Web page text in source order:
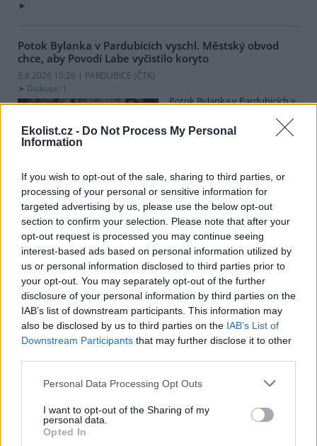
Ekolist.cz - Do Not Process My Personal
Information
If you wish to opt-out of the sale, sharing to third parties, or
processing of your personal or sensitive information for
targeted advertising by us, please use the below opt-out
section to confirm your selection. Please note that after your
opt-out request is processed you may continue seeing
interest-based ads based on personal information utilized by
us or personal information disclosed to third parties prior to
your opt-out. You may separately opt-out of the further
disclosure of your personal information by third parties on the
IAB’s list of downstream participants. This information may
also be disclosed by us to third parties on the IAB’s List of
Downstream Participants that may further disclose it to other
Personal Data Processing Opt Outs
I want to opt-out of the Sharing of my
personal data.
Opted In
Potok Bylanka v Pardubicích vyschl. Městský obvod
chce, aby Povodí Labe vyčistilo koryto
5.8.2026 10:26 | PARDUBICE (ČTK)
Diskuse: 1
Potok Bylanka v Pardubicích v
průtoků a suchého počasí
vyschl. Městský obvod VI chce
Povodí Labe. Organizace ale požadavek odmítla s tím, že údržbu
dělala už v červnu a další zásah v tuto chvíli neplánuje, zjistila ČTK.
Červený chce peníze ušetřené za rekultivaci rozdělit
obcím podle původní dohody
5.8.2026 01:29 (ČTK)
Diskuse: 2
Ministr životního prostředí
Igor Červený (Motoristé) chce
peníze, které Severní
energetická ušetřila na
rekultivacích hnědouhelného
lomu ČSA na Mostecku, rozdělit obcím podle původní dohody.
obcím prostřednictvím Státního fondu životního prostředí (SFŽP),
využití peněz a že chce ohledně výše podpory jednat přímo s
obcemi v okolí těžební oblasti. Červeného krok překvapil, postup
společnosti sleduje se znepokojením. Společnost patří do